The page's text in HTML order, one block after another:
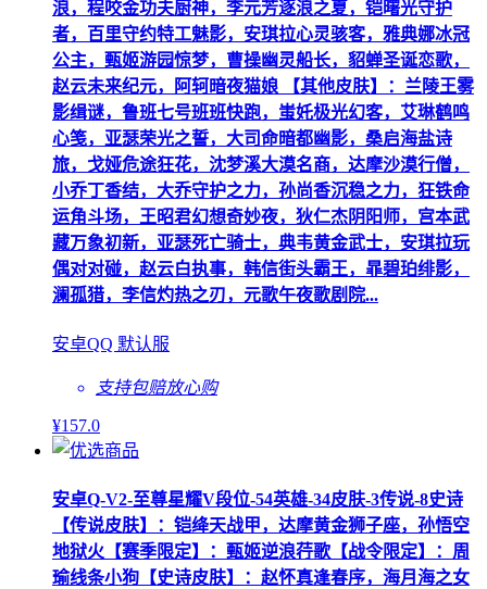
浪，程咬金功夫厨神，李元芳逐浪之夏，铠曙光守护
者，百里守约特工魅影，安琪拉心灵骇客，雅典娜冰冠
公主，甄姬游园惊梦，曹操幽灵船长，貂蝉圣诞恋歌，
赵云未来纪元，阿轲暗夜猫娘 【其他皮肤】：兰陵王雾
影缉谜，鲁班七号班班快跑，蚩奼极光幻客，艾琳鹤鸣
心笺，亚瑟荣光之誓，大司命暗都幽影，桑启海盐诗
旅，戈娅危途狂花，沈梦溪大漠名商，达摩沙漠行僧，
小乔丁香结，大乔守护之力，孙尚香沉稳之力，狂铁命
运角斗场，王昭君幻想奇妙夜，狄仁杰阴阳师，宫本武
藏万象初新，亚瑟死亡骑士，典韦黄金武士，安琪拉玩
偶对对碰，赵云白执事，韩信街头霸王，暃碧珀绯影，
澜孤猎，李信灼热之刃，元歌午夜歌剧院...
安卓QQ 默认服
支持包赔放心购
¥157.0
安卓Q-V2-至尊星耀V段位-54英雄-34皮肤-3传说-8史诗
【传说皮肤】：铠绛天战甲，达摩黄金狮子座，孙悟空
地狱火【赛季限定】：甄姬逆浪荇歌【战令限定】：周
瑜线条小狗【史诗皮肤】：赵怀真逢春序，海月海之女